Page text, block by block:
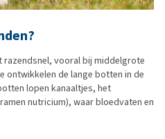
vooral bij middelgrote
ontwikkelen de lange botten in de
lopen kanaaltjes, het
nutricium), waar bloedvaten en